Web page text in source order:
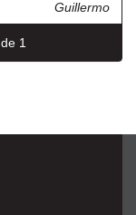
Guillermo
1